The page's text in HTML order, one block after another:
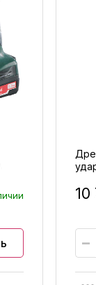
-